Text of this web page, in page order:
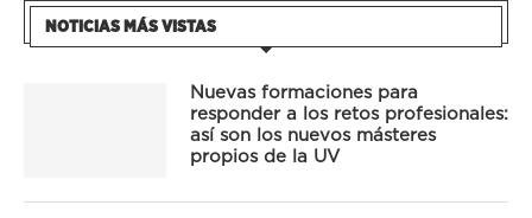
NOTICIAS MÁS VISTAS
Nuevas formaciones para
responder a los retos profesionales:
así son los nuevos másteres
propios de la UV